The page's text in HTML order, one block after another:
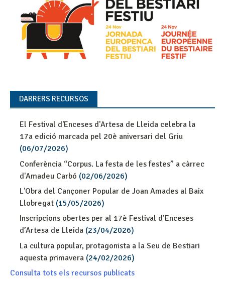
DARRERS RECURSOS
El Festival d'Enceses d'Artesa de Lleida celebra la
17a edició marcada pel 20è aniversari del Griu
(06/07/2026)
Conferència “Corpus. La festa de les festes” a càrrec
d'Amadeu Carbó (02/06/2026)
L'Obra del Cançoner Popular de Joan Amades al Baix
Llobregat (15/05/2026)
Inscripcions obertes per al 17è Festival d’Enceses
d’Artesa de Lleida (23/04/2026)
La cultura popular, protagonista a la Seu de Bestiari
aquesta primavera (24/02/2026)
Consulta tots els recursos publicats